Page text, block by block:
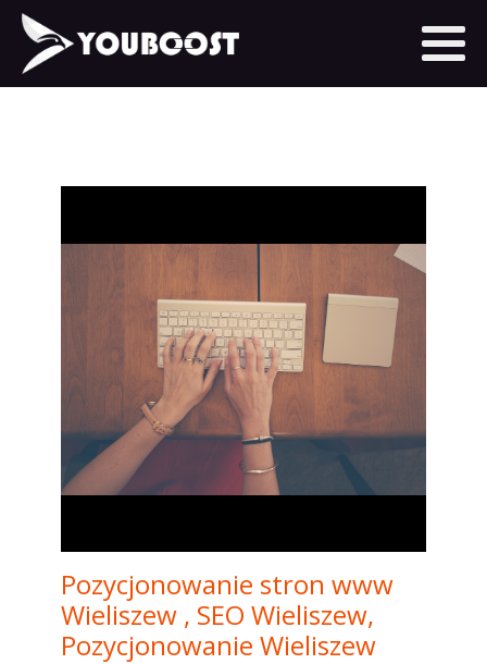
Pozycjonowanie stron www
Wieliszew , SEO Wieliszew,
Pozycjonowanie Wieliszew